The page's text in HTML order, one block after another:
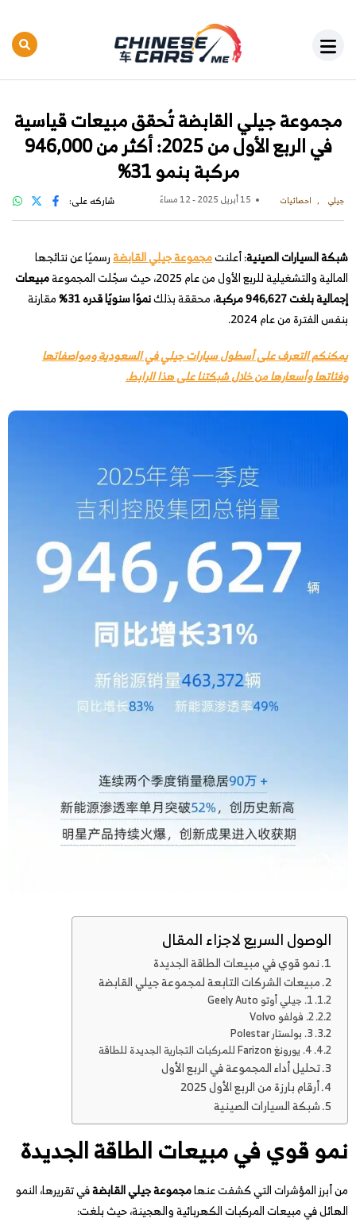
مجموعة جيلي القابضة تُحقق مبيعات قياسية
في الربع الأول من 2025: أكثر من 946,000
مركبة بنمو 31%
جيلي احصائيات 15 أبريل 2025 - 12 مساءً شاركه على:
شبكة السيارات الصينية: أعلنتمجموعة جيلي القابضةرسميًا عن نتائجها
المالية والتشغيلية للربع الأول من عام 2025، حيث سجّلت المجموعة
مبيعات
إجمالية بلغت 946,627 مركبة
، محققة بذلكنموًا سنويًا قدره 31%
مقارنة
بنفس الفترة من عام 2024.
يمكنكم التعرف على أسطول سيارات جيلي في السعودية ومواصفاتها
وفئاتها وأسعارها من خلال شبكتنا على هذا الرابط.
الوصول السريع لاجزاء المقال
نمو قوي في مبيعات الطاقة الجديدة
مبيعات الشركات التابعة لمجموعة جيلي القابضة
1. جيلي أوتو Geely Auto
2. فولفو Volvo
3. بولستار Polestar
4. يورونغ Farizon للمركبات التجارية الجديدة للطاقة
تحليل أداء المجموعة في الربع الأول
أرقام بارزة من الربع الأول 2025
شبكة السيارات الصينية
نمو قوي في مبيعات الطاقة الجديدة
من أبرز المؤشرات التي كشفت عنهامجموعة جيلي القابضةفي تقريرها، النمو
الهائل في مبيعات المركبات الكهربائية والهجينة، حيث بلغت: